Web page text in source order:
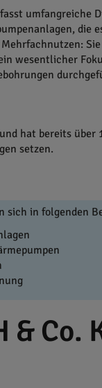
die
wesentlicher
hat bereits
setzen.
sich in folgenden
& Co.